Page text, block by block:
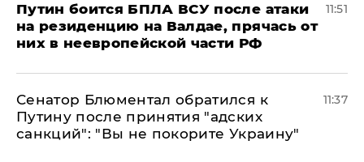
Путин боится БПЛА ВСУ после атаки
на резиденцию на Валдае, прячась от
них в неевропейской части РФ
11:51
Сенатор Блюментал обратился к
Путину после принятия "адских
санкций": "Вы не покорите Украину"
11:37